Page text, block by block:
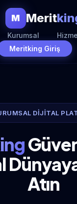
M Merit
Kurumsal
Meritking Giriş
DİJİTAL
Atın